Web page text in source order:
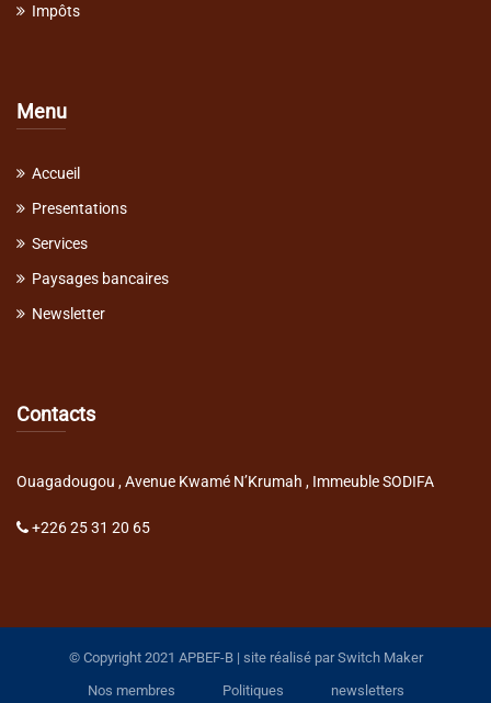
Impôts
Menu
Accueil
Presentations
Services
Paysages bancaires
Newsletter
Contacts
Ouagadougou , Avenue Kwamé N’Krumah , Immeuble SODIFA
+226 25 31 20 65
© Copyright 2021 APBEF-B | site réalisé parSwitch Maker
Nos membres
Politiques newsletters